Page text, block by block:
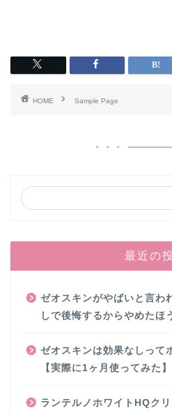
HOME Sample Page
最近の
ゼオスキンがやばいと言わ
しで後悔するからやめたほ
ゼオスキンは効果なしって
【実際に1ヶ月使ってみた】
ランテルノホワイトHQク